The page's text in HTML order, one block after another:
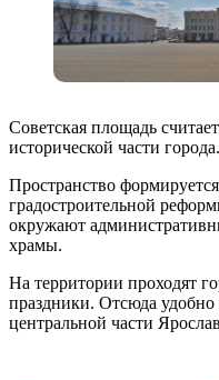
Советская площадь
исторической части города.
Пространство
градостроительной
окружают
храмы.
На территории проходят
праздники. Отсюда
центральной части